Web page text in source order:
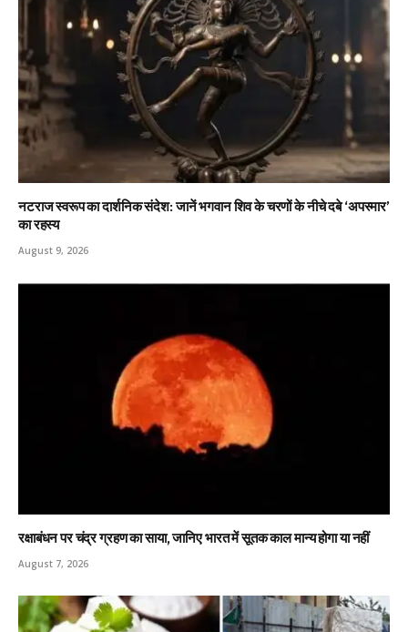
नटराज स्वरूप का दार्शनिक संदेश: जानें भगवान शिव के चरणों के नीचे दबे ‘अपस्मार’
का रहस्य
August 9, 2026
रक्षाबंधन पर चंद्र ग्रहण का साया, जानिए भारत में सूतक काल मान्य होगा या नहीं
August 7, 2026